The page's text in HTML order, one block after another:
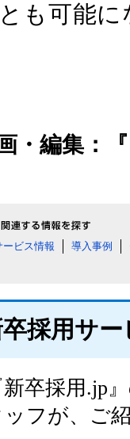
も可能
・編集：
ービス情報 導入事例
採用サ
新卒採用.jp
ッフが、ご